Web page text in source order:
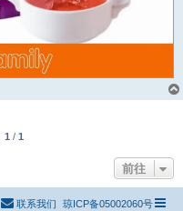
1 / 1
前往
琼ICP备05002060号
联系我们